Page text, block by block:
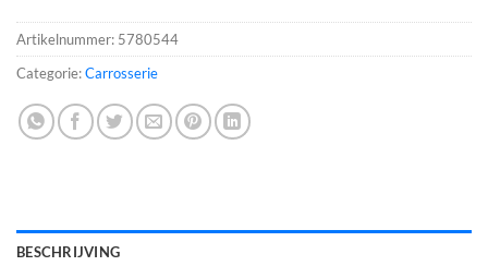
Artikelnummer: 5780544
Categorie:Carrosserie
BESCHRIJVING